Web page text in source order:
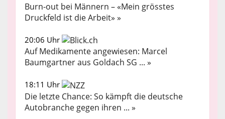
Burn-out bei Männern – «Mein grösstes
Druckfeld ist die Arbeit» »
20:06 Uhr
Auf Medikamente angewiesen: Marcel
Baumgartner aus Goldach SG ... »
18:11 Uhr
Die letzte Chance: So kämpft die deutsche
Autobranche gegen ihren ... »